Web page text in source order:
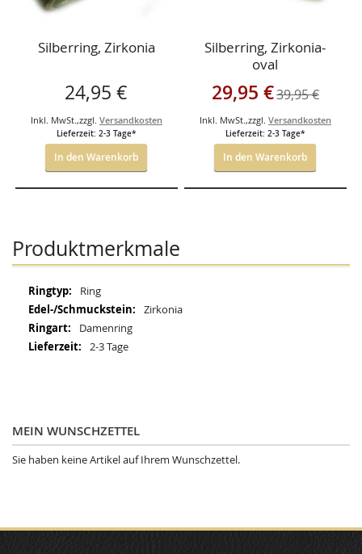
Silberring, Zirkonia
24,95 €
Inkl. MwSt. ,zzgl. Versandkosten
Lieferzeit: 2-3 Tage*
In den Warenkorb
Silberring, Zirkonia-
oval
Sonderangebot
29,95 €39,95 €
Inkl. MwSt. ,zzgl. Versandkosten
Lieferzeit: 2-3 Tage*
In den Warenkorb
Produktmerkmale
Mehr
Informationen
Ring
Zirkonia
Damenring
2-3 Tage
MEIN WUNSCHZETTEL
Sie haben keine Artikel auf Ihrem Wunschzettel.